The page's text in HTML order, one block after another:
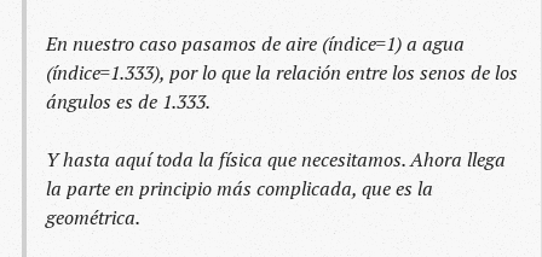
En nuestro caso pasamos de aire (índice=1) a agua
(índice=1.333), por lo que la relación entre los senos de los
ángulos es de 1.333.
Y hasta aquí toda la física que necesitamos. Ahora llega
la parte en principio más complicada, que es la
geométrica.